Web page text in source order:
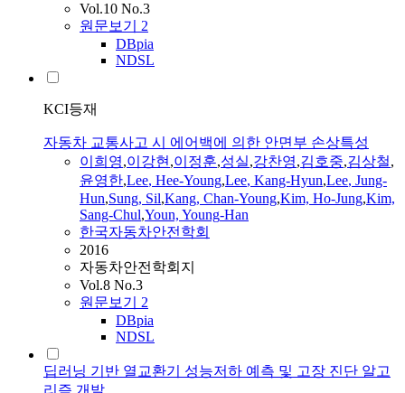
Vol.10 No.3
원문보기 2
DBpia
NDSL
KCI등재
자동차 교통사고 시 에어백에 의한 안면부 손상특성
이희영,이강현,이정훈,성실,강찬영,김호중,김상철,
윤영한,Lee, Hee-Young,Lee, Kang-Hyun,Lee, Jung-
Hun,Sung, Sil,Kang, Chan-Young,Kim, Ho-Jung,Kim,
Sang-Chul,Youn, Young-Han
한국자동차안전학회
2016
자동차안전학회지
Vol.8 No.3
원문보기 2
DBpia
NDSL
딥러닝 기반 열교환기 성능저하 예측 및 고장 진단 알고